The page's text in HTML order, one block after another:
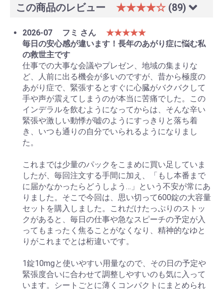
この商品のレビュー ★★★★☆ (89)
2026-07 フミ さん
★★★★★
毎日の安心感が違います！長年のあがり症に悩む私
の救世主です
仕事での大事な会議やプレゼン、地域の集まりな
ど、人前に出る機会が多いのですが、昔から極度の
あがり症で、緊張するとすぐに心臓がバクバクして
手や声が震えてしまうのが本当に苦痛でした。この
インデラルを飲むようになってからは、そんな辛い
緊張や激しい動悸が嘘のようにすっきりと落ち着
き、いつも通りの自分でいられるようになりまし
た。
これまでは少量のパックをこまめに買い足していま
したが、毎回注文する手間に加え、「もし本番まで
に届かなかったらどうしよう…」という不安が常にあ
りました。そこで今回は、思い切って600錠の大容量
セットを購入しました。これだけたっぷりのストッ
クがあると、毎日の仕事や急なスピーチの予定が入
ってもまったく焦ることがなくなり、精神的なゆと
りがこれまでとは桁違いです。
1錠10mgと使いやすい用量なので、その日の予定や
緊張度合いに合わせて調整しやすいのも気に入って
います。シートごとに薄くコンパクトにまとめられ